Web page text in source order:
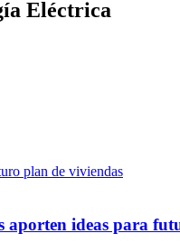
aporten ideas para
Eléctrica